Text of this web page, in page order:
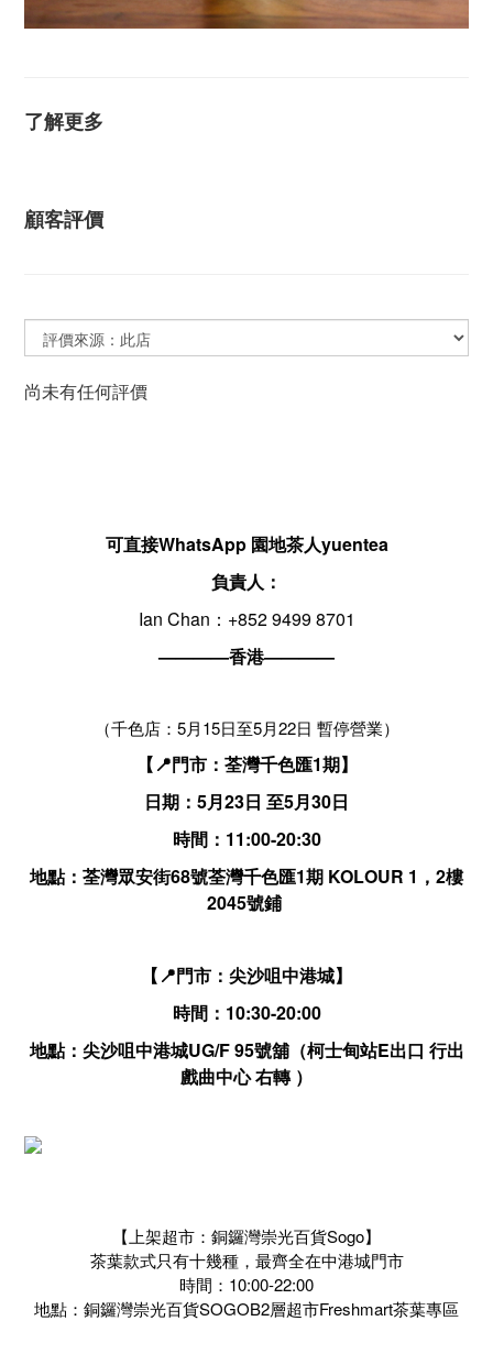
了解更多
顧客評價
尚未有任何評價
可直接WhatsApp 園地茶人yuentea
負責人：
Ian Chan：+852 9499 8701
————香港————
（千色店：5月15日至5月22日 暫停營業）
【📍門市：荃灣千色匯1期】
日期：5月23日 至5月30日
時間：11:00-20:30
地點：荃灣眾安街68號荃灣千色匯1期 KOLOUR 1，2樓
2045號鋪
【📍門市：尖沙咀中港城】
時間：10:30-20:00
地點：尖沙咀中港城UG/F 95號舖（柯士甸站E出口 行出
戲曲中心 右轉 ）
【上架超市：銅鑼灣崇光百貨Sogo】
茶葉款式只有十幾種，最齊全在中港城門市
時間：10:00-22:00
地點：銅鑼灣崇光百貨SOGOB2層超市Freshmart茶葉專區